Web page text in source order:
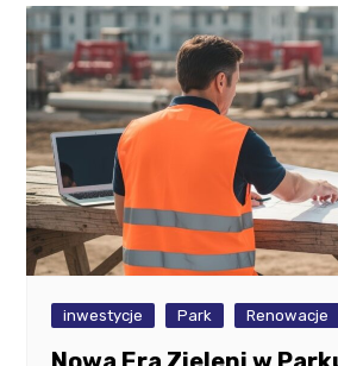
inwestycje Park Renowacje